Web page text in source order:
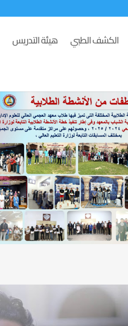
الكشف الطبي هيئة التدريس